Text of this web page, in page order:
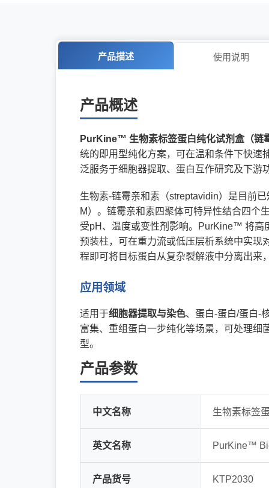
产品描述 使用说明
产品概述
PurKine™ 生物素标签蛋白纯化试剂盒（链
统的即用型纯化方案，可在温和条件下快速
泛服务于细胞器提取、蛋白互作研究及下游
生物素-链霉亲和素（streptavidin）是目前
M）。链霉亲和素四聚体可特异性结合四个
受pH、温度或变性剂影响。PurKine™ 将高
预装柱，可在重力流或低压层析系统中实现
程即可将目标蛋白从复杂裂解液中分离出来
应用领域
适用于细胞器提取与染色、蛋白-蛋白/蛋白-
富集、重组蛋白一步纯化等场景，可处理细
型。
产品参数
中文名称 生物素标签
英文名称 PurKine™
产品货号 KTP2030